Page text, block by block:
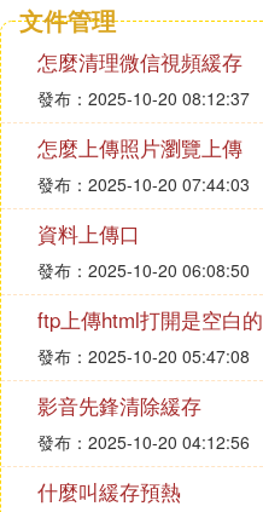
文件管理
怎麼清理微信視頻緩存
發布：2025-10-20 08:12:37
怎麼上傳照片瀏覽上傳
發布：2025-10-20 07:44:03
資料上傳口
發布：2025-10-20 06:08:50
ftp上傳html打開是空白的
發布：2025-10-20 05:47:08
影音先鋒清除緩存
發布：2025-10-20 04:12:56
什麼叫緩存預熱